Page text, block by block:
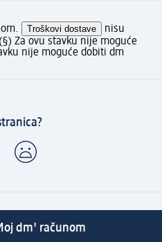
Troškovi dostave
nisu
(§) Za ovu stavku nije moguće
nije moguće dobiti dm
dm' računom